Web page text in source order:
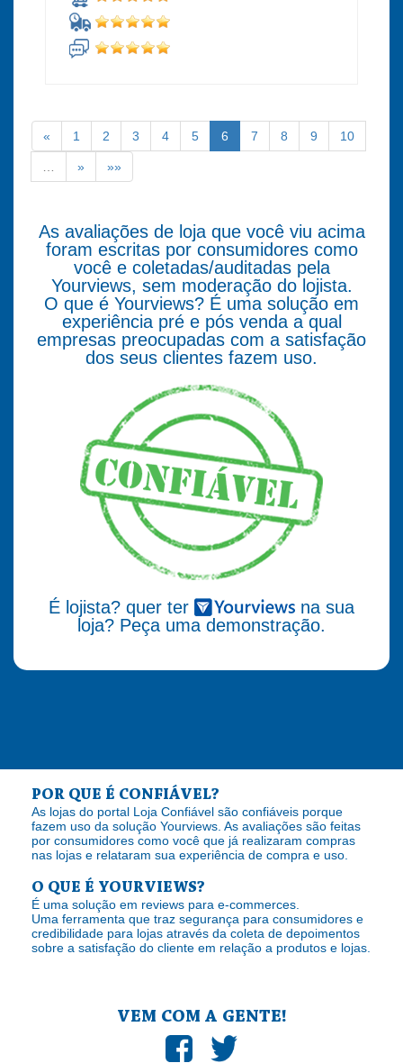
« 1 2 3 4 5 6 7 8 9 10
» »»
As avaliações de loja que você viu acima
foram escritas por consumidores como
você e coletadas/auditadas pela
Yourviews, sem moderação do lojista.
O que é Yourviews? É uma solução em
experiência pré e pós venda a qual
empresas preocupadas com a satisfação
dos seus clientes fazem uso.
É lojista? quer ter
na sua
loja? Peça uma demonstração.
POR QUE É CONFIÁVEL?
As lojas do portal Loja Confiável são confiáveis porque
fazem uso da solução Yourviews. As avaliações são feitas
por consumidores como você que já realizaram compras
nas lojas e relataram sua experiência de compra e uso.
O QUE É YOURVIEWS?
É uma solução em reviews para e-commerces.
Uma ferramenta que traz segurança para consumidores e
credibilidade para lojas através da coleta de depoimentos
sobre a satisfação do cliente em relação a produtos e lojas.
VEM COM A GENTE!